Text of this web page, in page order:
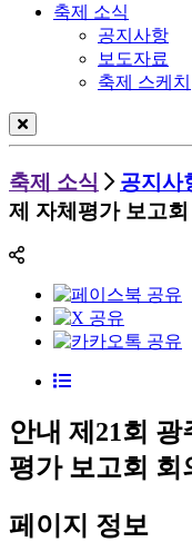
축제 소식
공지사항
보도자료
축제 스케치
축제 소식 공지사
제 자체평가 보고
안내 제21회 광
평가 보고회 회
페이지 정보